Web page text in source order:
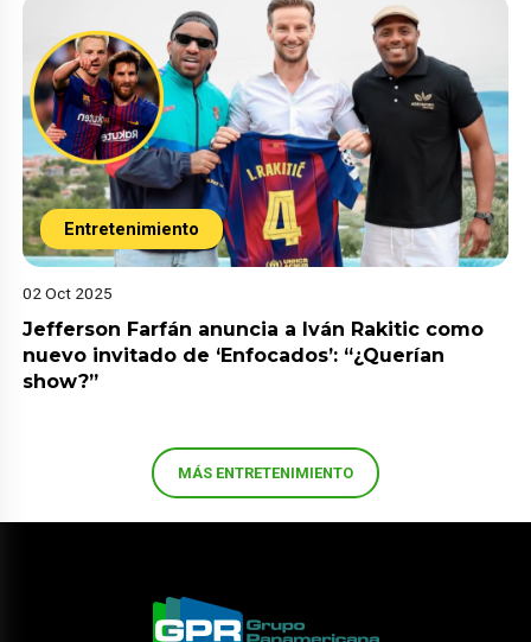
Entretenimiento
02 Oct 2025
Jefferson Farfán anuncia a Iván Rakitic como
nuevo invitado de ‘Enfocados’: “¿Querían
show?”
MÁS ENTRETENIMIENTO